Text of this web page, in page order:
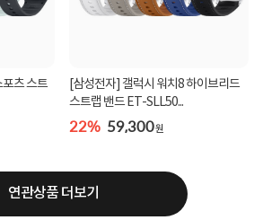
포츠 스트
[삼성전자] 갤럭시 워치8 하이브리드
스트랩 밴드 ET-SLL50...
22% 59,300원
연관상품 더보기